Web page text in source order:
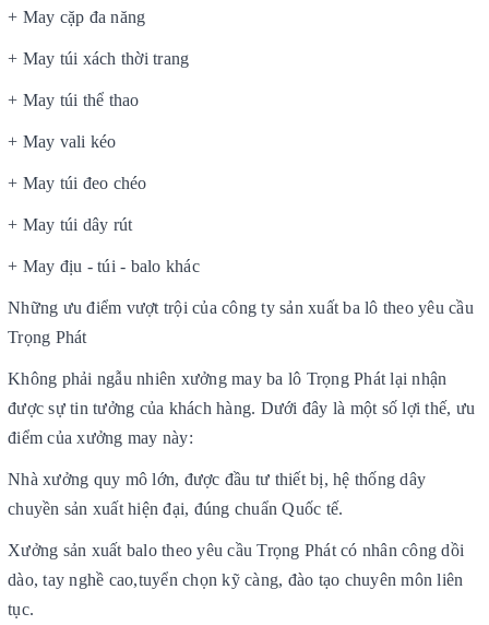
+ May cặp đa năng
+ May túi xách thời trang
+ May túi thể thao
+ May vali kéo
+ May túi đeo chéo
+ May túi dây rút
+ May địu - túi - balo khác
Những ưu điểm vượt trội của công ty sản xuất ba lô theo yêu cầu
Trọng Phát
Không phải ngẫu nhiên xưởng may ba lô Trọng Phát lại nhận
được sự tin tưởng của khách hàng. Dưới đây là một số lợi thế, ưu
điểm của xưởng may này:
Nhà xưởng quy mô lớn, được đầu tư thiết bị, hệ thống dây
chuyền sản xuất hiện đại, đúng chuẩn Quốc tế.
Xưởng sản xuất balo theo yêu cầu Trọng Phát có nhân công dồi
dào, tay nghề cao,tuyển chọn kỹ càng, đào tạo chuyên môn liên
tục.